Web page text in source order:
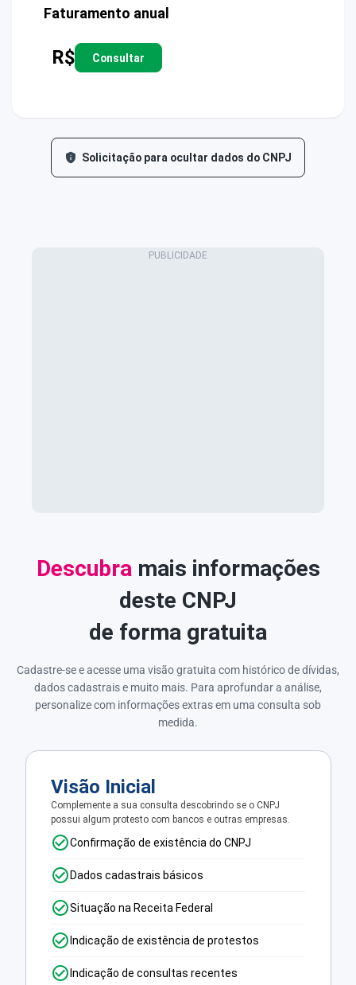
Faturamento anual
R$ Consultar
Solicitação para ocultar dados do CNPJ
Descubra mais informações
deste CNPJ
de forma gratuita
Cadastre-se e acesse uma visão gratuita com histórico de dívidas,
dados cadastrais e muito mais. Para aprofundar a análise,
personalize com informações extras em uma consulta sob
medida.
Visão Inicial
Complemente a sua consulta descobrindo se o CNPJ
possui algum protesto com bancos e outras empresas.
Confirmação de existência do CNPJ
Dados cadastrais básicos
Situação na Receita Federal
Indicação de existência de protestos
Indicação de consultas recentes